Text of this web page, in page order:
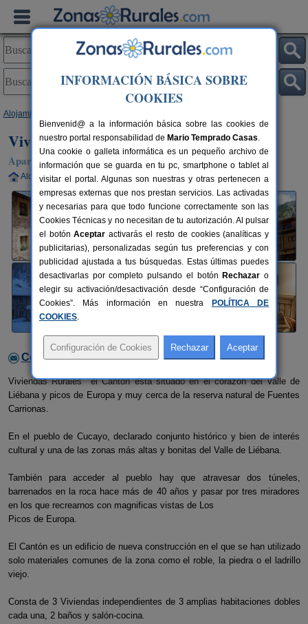
Alojamientos
Viviendas Rurales El Cantón
Apartamentos Rurales en Dobres (Cantabria)
Alquiler completo 2-25+3 plazas 120 km de Santander
Contactar con el alojamiento
Viviendas Rurales el Cantón esta situado en el corazón del Valle de
Liébana y picos de Europa y muy cerca de la reserva natural de Fuentes
Carrionas.
En el pueblo de Cucayo, declarado conjunto histórico y bien de interés
cultural y una de las zonas más altas y bonitas del Valle de Liébana.
También para acceder al pueblo hay que atravesar dos túneles,
barrenados en la roca hace más de 40 años y pasar por tres miradores
en los que recrearnos con magnificas vistas de Los
Picos de Europa.
El Cantón es un edificio de nueva construcción en el que se han utilizado
solo materiales comunes de la zona como el roble, la piedra o el ladrillo
viejo.
Consta de 3 Viviendas independientes de 3 amplias habitaciones dobles
cada una, 2 baños y salón-cocina.
INFORMACIÓN BÁSICA SOBRE
COOKIES
Bienvenid@ a la información básica sobre las cookies de
nuestro portal responsabilidad de Mario Temprado Casas.
Una cookie o galleta informática es un pequeño archivo de
información que se guarda en tu pc, smartphone o tablet al
visitar el portal. Algunas son nuestras y otras pertenecen a
empresas externas que nos prestan servicios. Las activadas
y necesarias para que todo funcione correctamente son las
Cookies Técnicas y no necesitan de tu autorización. Al pulsar
el botónAceptar activarás el resto de cookies (analíticas y
publicitarias), personalizadas según tus preferencias y con
publicidad ajustada a tus búsquedas. Estas últimas puedes
desactivarlas por completo pulsando el botón Rechazar o
elegir su activación/desactivación desde “Configuración de
Cookies”. Más información en nuestra
POLÍTICA DE
COOKIES.